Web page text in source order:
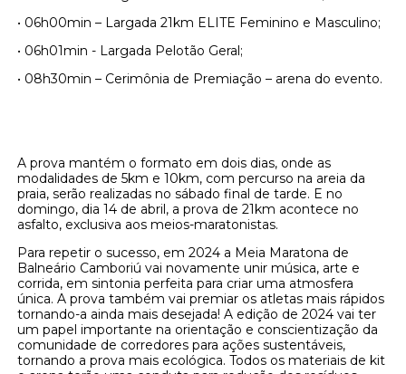
• 06h00min – Largada 21km ELITE Feminino e Masculino;
• 06h01min - Largada Pelotão Geral;
• 08h30min – Cerimônia de Premiação – arena do evento.
A prova mantém o formato em dois dias, onde as
modalidades de 5km e 10km, com percurso na areia da
praia, serão realizadas no sábado final de tarde. E no
domingo, dia 14 de abril, a prova de 21km acontece no
asfalto, exclusiva aos meios-maratonistas.
Para repetir o sucesso, em 2024 a Meia Maratona de
Balneário Camboriú vai novamente unir música, arte e
corrida, em sintonia perfeita para criar uma atmosfera
única. A prova também vai premiar os atletas mais rápidos
tornando-a ainda mais desejada! A edição de 2024 vai ter
um papel importante na orientação e conscientização da
comunidade de corredores para ações sustentáveis,
tornando a prova mais ecológica. Todos os materiais de kit